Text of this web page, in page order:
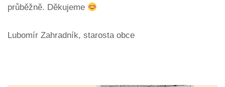
průběžně. Děkujeme
Lubomír Zahradník, starosta obce